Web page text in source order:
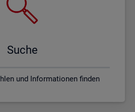
Suche
und Informationen finden